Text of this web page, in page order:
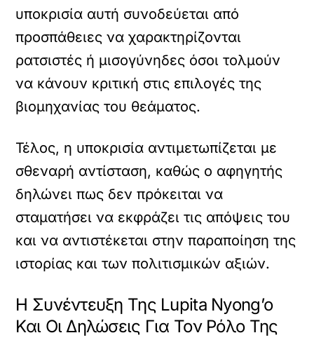
υποκρισία αυτή συνοδεύεται από
προσπάθειες να χαρακτηρίζονται
ρατσιστές ή μισογύνηδες όσοι τολμούν
να κάνουν κριτική στις επιλογές της
βιομηχανίας του θεάματος.
Τέλος, η υποκρισία αντιμετωπίζεται με
σθεναρή αντίσταση, καθώς ο αφηγητής
δηλώνει πως δεν πρόκειται να
σταματήσει να εκφράζει τις απόψεις του
και να αντιστέκεται στην παραποίηση της
ιστορίας και των πολιτισμικών αξιών.
Η Συνέντευξη Της Lupita Nyong’o
Και Οι Δηλώσεις Για Τον Ρόλο Της